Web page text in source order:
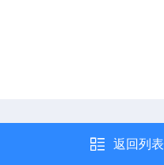
返回列表